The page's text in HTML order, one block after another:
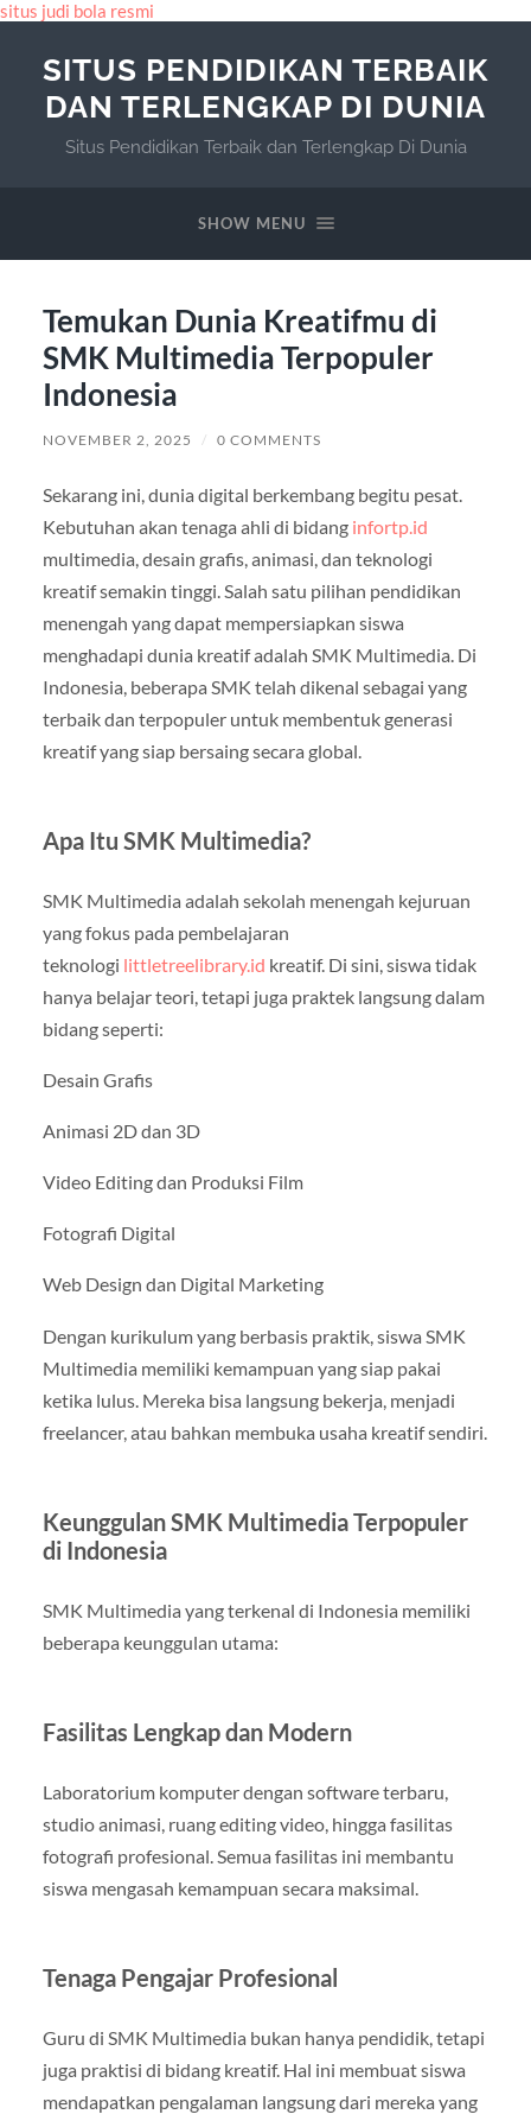
situs judi bola resmi
SITUS PENDIDIKAN TERBAIK
DAN TERLENGKAP DI DUNIA
Situs Pendidikan Terbaik dan Terlengkap Di Dunia
SHOW MENU
Temukan Dunia Kreatifmu di
SMK Multimedia Terpopuler
Indonesia
NOVEMBER 2, 2025 / 0 COMMENTS
Sekarang ini, dunia digital berkembang begitu pesat.
Kebutuhan akan tenaga ahli di bidang infortp.id
multimedia, desain grafis, animasi, dan teknologi
kreatif semakin tinggi. Salah satu pilihan pendidikan
menengah yang dapat mempersiapkan siswa
menghadapi dunia kreatif adalah SMK Multimedia. Di
Indonesia, beberapa SMK telah dikenal sebagai yang
terbaik dan terpopuler untuk membentuk generasi
kreatif yang siap bersaing secara global.
Apa Itu SMK Multimedia?
SMK Multimedia adalah sekolah menengah kejuruan
yang fokus pada pembelajaran
teknologi littletreelibrary.id kreatif. Di sini, siswa tidak
hanya belajar teori, tetapi juga praktek langsung dalam
bidang seperti:
Desain Grafis
Animasi 2D dan 3D
Video Editing dan Produksi Film
Fotografi Digital
Web Design dan Digital Marketing
Dengan kurikulum yang berbasis praktik, siswa SMK
Multimedia memiliki kemampuan yang siap pakai
ketika lulus. Mereka bisa langsung bekerja, menjadi
freelancer, atau bahkan membuka usaha kreatif sendiri.
Keunggulan SMK Multimedia Terpopuler
di Indonesia
SMK Multimedia yang terkenal di Indonesia memiliki
beberapa keunggulan utama:
Fasilitas Lengkap dan Modern
Laboratorium komputer dengan software terbaru,
studio animasi, ruang editing video, hingga fasilitas
fotografi profesional. Semua fasilitas ini membantu
siswa mengasah kemampuan secara maksimal.
Tenaga Pengajar Profesional
Guru di SMK Multimedia bukan hanya pendidik, tetapi
juga praktisi di bidang kreatif. Hal ini membuat siswa
mendapatkan pengalaman langsung dari mereka yang